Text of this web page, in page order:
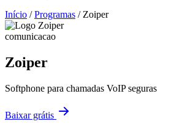
Início /Programas / Zoiper
comunicacao
Zoiper
Softphone para chamadas VoIP seguras
Baixar grátis